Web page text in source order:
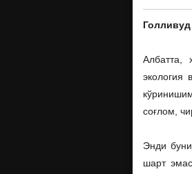
Албатта,
экология
соғлом,
Энди
шарт